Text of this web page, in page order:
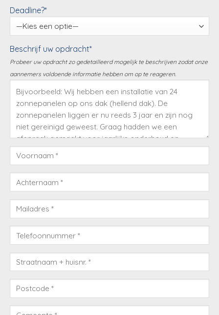
Deadline?*
Beschrijf uw opdracht*
Probeer uw opdracht zo gedetailleerd mogelijk te beschrijven zodat onze
aannemers voldoende informatie hebben om op te reageren.